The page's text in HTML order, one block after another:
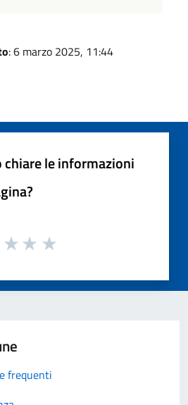
: 6 marzo 2025, 11:44
chiare le informazioni
frequenti